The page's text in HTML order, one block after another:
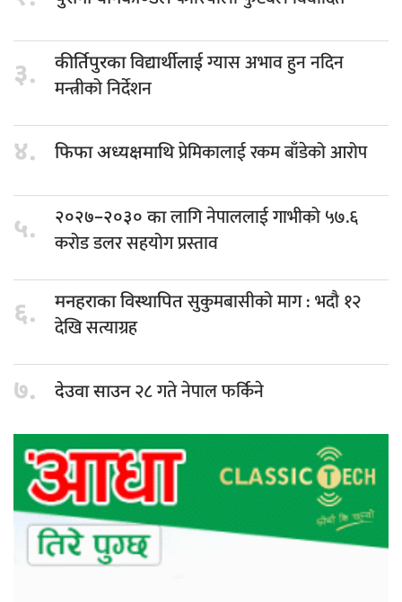
३. कीर्तिपुरका विद्यार्थीलाईग्यास अभाव हुन नदिन
मन्त्रीको निर्देशन
४. फिफा अध्यक्षमाथिप्रेमिकालाई रकम बाँडेको आरोप
५. २०२७–२०३० कालागि नेपाललाई गाभीको ५७.६
करोड डलर सहयोग प्रस्ताव
६. मनहराका विस्थापितसुकुमबासीको माग : भदौ १२
देखि सत्याग्रह
७. देउवा साउन२८ गते नेपाल फर्किने